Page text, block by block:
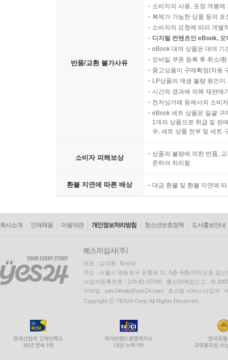
반품/교환 불가사유
소비자의 사용, 포장 개봉
복제가 가능한 상품 등의
소비자의 요청에 따라 개별
디지털 컨텐츠인 eBook,
eBook 대여 상품은 대여 기
모바일 쿠폰 등록 후 취소/
중고상품이 구매확정(자동
LP상품의 재생 불량 원인
시간의 경과에 의해 재판매
전자상거래 등에서의 소비
eBook 세트 상품은 일괄 구
1개의 상품으로 취급 및 판
우, 세트 상품 전부 및 세트
소비자 피해보상
상품의 불량에 의한 반품,
준하여 처리됨
환불 지연에 따른 배상 대금 환불 및 환불 지연에
회사소개 인재채용 이용약관 개인정보처리방침 청소년보호정책 도서홍보안내
대표 : 김석환, 최세라
주소 : 서울시 영등포구 은행로 11, 5층~6층(여의도동,일신
사업자등록번호 : 229-81-37000 통신판매업신고 : 제
이메일 : yes24help@yes24.com 호스팅 서비스사업자 :
Copyright ⓒ YES24 Corp. All Rights Reserved.